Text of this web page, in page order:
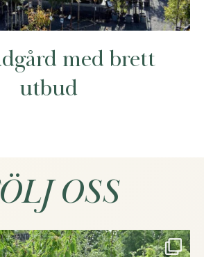
med brett
utbud
OSS
är en trädgårdsklassiker med...